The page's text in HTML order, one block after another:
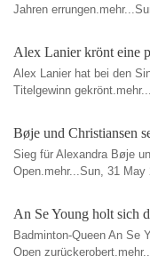
Jahren
Alex Lanier krönt eine
Alex Lanier hat bei den
Titelgewinn
Bøje und Christiansen
Sieg für Alexandra Bøje
Open.mehr...Sun, 31 May
An Se Young holt sich
Badminton-Queen An Se
Open